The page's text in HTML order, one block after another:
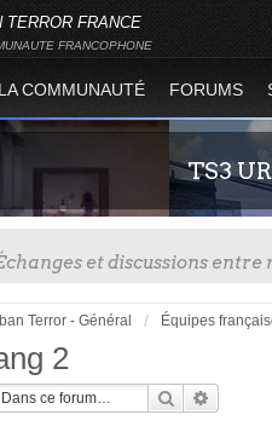
TERROR FRANCE
FRANCOPHONE
LA COMMUNAUTÉ FORUMS
Urban Terror
TS3
Envie de
et discussions
Terror - Général Équipes
2
Rechercher